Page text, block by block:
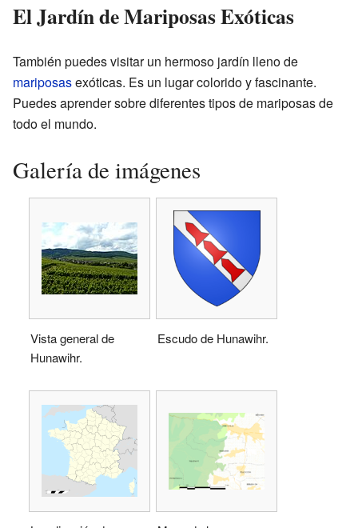
El Jardín de Mariposas Exóticas
También puedes visitar un hermoso jardín lleno de
mariposasexóticas. Es un lugar colorido y fascinante.
Puedes aprender sobre diferentes tipos de mariposas de
todo el mundo.
Galería de imágenes
Vista general de
Hunawihr.
Escudo de Hunawihr.